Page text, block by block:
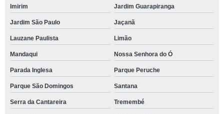
Imirim Jardim Guarapiranga
Jardim São Paulo Jaçanã
Lauzane Paulista Limão
Mandaqui Nossa Senhora do Ó
Parada Inglesa Parque Peruche
Parque São Domingos Santana
Serra da Cantareira Tremembé